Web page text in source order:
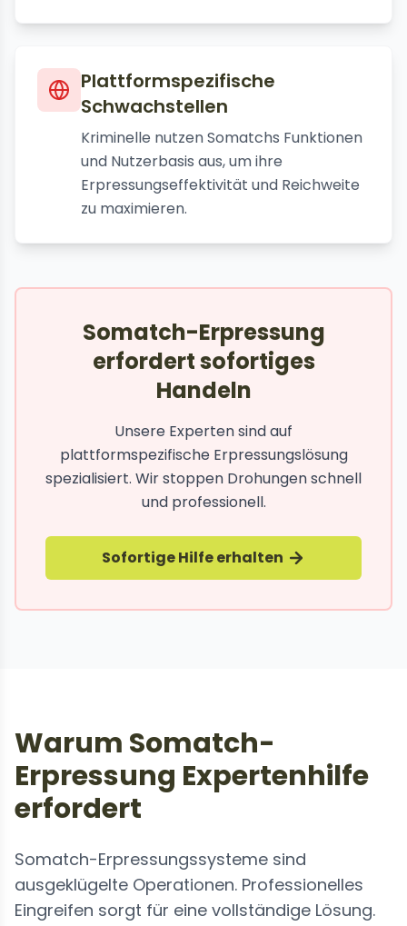
Plattformspezifische
Schwachstellen
Kriminelle nutzen Somatchs Funktionen
und Nutzerbasis aus, um ihre
Erpressungseffektivität und Reichweite
zu maximieren.
Somatch-Erpressung
erfordert sofortiges
Handeln
Unsere Experten sind auf
plattformspezifische Erpressungslösung
spezialisiert. Wir stoppen Drohungen schnell
und professionell.
Sofortige Hilfe erhalten
Warum Somatch-
Erpressung Expertenhilfe
erfordert
Somatch-Erpressungssysteme sind
ausgeklügelte Operationen. Professionelles
Eingreifen sorgt für eine vollständige Lösung.